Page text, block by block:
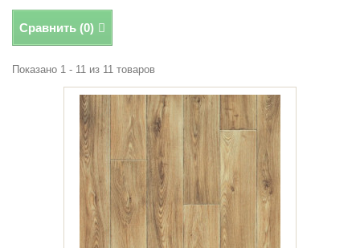
Сравнить (0)
Показано 1 - 11 из 11 товаров